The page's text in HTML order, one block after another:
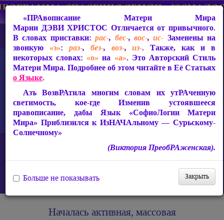
Защита от чипизации — Световой Покров Матери Мира Марии
ДЭВИ ХРИСТОС
Лазерные биометрические штрихкод-начертания и чипизация
Началась активная, массовая чипизация населения Земли
Началась активная, массовая
«ПРАвописание Матери Мира
Марии ДЭВИ ХРИСТОС Отличается от привычного.
В словах приставки:рас-, бес-, вос-,ис- Заменены на
звонкую «з»: раз-, без-, воз-,из-. Также, как и в
некоторых словах: «о» на «а». Это Авторский Стиль
Матери Мира. Подробнее об этом читайте в Её Статьях
о Языке.
Азъ ВозвРАтила многим словам их утРАченную
светимость, кое-где Изменив устоявшееся
правописание, дабы Язык «СофиоЛогии Матери
Мира» Приблизился к ИзНАЧАльному — Сурьскому-
Солнечному»
(Виктория ПреобРАженская).
Закрыть
Больше не показывать